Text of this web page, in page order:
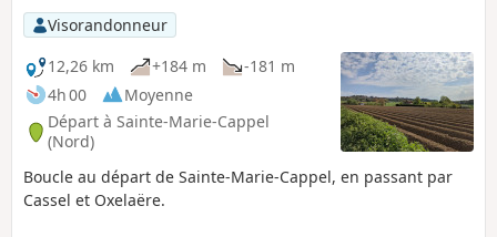
Visorandonneur
12,26 km
+184 m
-181 m
4h 00
Moyenne
Départ à Sainte-Marie-Cappel
(Nord)
Boucle au départ de Sainte-Marie-Cappel, en passant par
Cassel et Oxelaëre.